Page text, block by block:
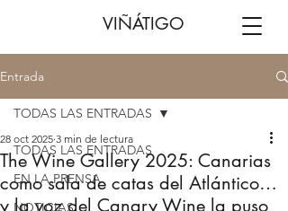
VIÑÁTIGO
Entrada
TODAS LAS ENTRADAS
EN LA PRENSA
NOTICIAS
TODAS LAS ENTRADAS
The Wine Gallery 2025: Canarias
como sala de catas del Atlántico…
y la voz del Canary Wine la puso
28 oct 2025 3 min de lectura